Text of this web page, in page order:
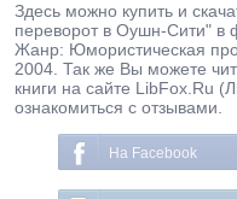
Здесь можно купить и
переворот в Оушн-Сити" в
Жанр: Юмористическая
2004. Так же Вы можете
книги на сайте LibFox.Ru
ознакомиться с отзывами.
На Facebook